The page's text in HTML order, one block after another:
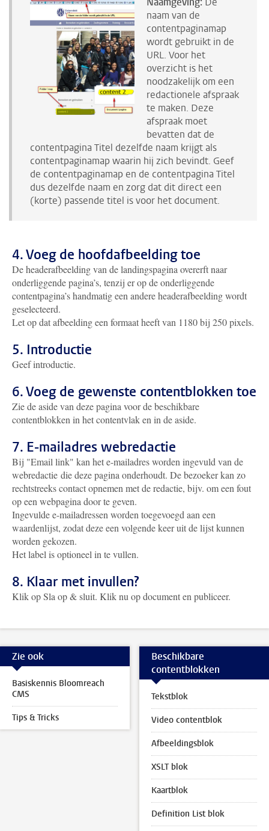
naam van de
contentpaginamap
wordt gebruikt in de
URL. Voor het
overzicht is het
noodzakelijk om een
redactionele afspraak
te maken. Deze
afspraak moet
bevatten dat de
contentpagina Titel dezelfde naam krijgt als
contentpaginamap waarin hij zich bevindt. Geef
de contentpaginamap en de contentpagina Titel
dus dezelfde naam en zorg dat dit direct een
(korte) passende titel is voor het document.
4. Voeg de hoofdafbeelding toe
De headerafbeelding van de landingspagina overerft naar
onderliggende pagina’s, tenzij er op de onderliggende
contentpagina’s handmatig een andere headerafbeelding wordt
geselecteerd.
Let op dat afbeelding een formaat heeft van 1180 bij 250 pixels.
5. Introductie
Geef introductie.
6. Voeg de gewenste contentblokken toe
Zie de aside van deze pagina voor de beschikbare
contentblokken in het contentvlak en in de aside.
7. E-mailadres webredactie
Bij "Email link" kan het e-mailadres worden ingevuld van de
webredactie die deze pagina onderhoudt. De bezoeker kan zo
rechtstreeks contact opnemen met de redactie, bijv. om een fout
op een webpagina door te geven.
Ingevulde e-mailadressen worden toegevoegd aan een
waardenlijst, zodat deze een volgende keer uit de lijst kunnen
worden gekozen.
Het label is optioneel in te vullen.
8. Klaar met invullen?
Klik op Sla op & sluit. Klik nu op document en publiceer.
Zie ook
Basiskennis Bloomreach
CMS
Tips & Tricks
Beschikbare
contentblokken
Tekstblok
Video contentblok
Afbeeldingsblok
XSLT blok
Kaartblok
Definition List blok